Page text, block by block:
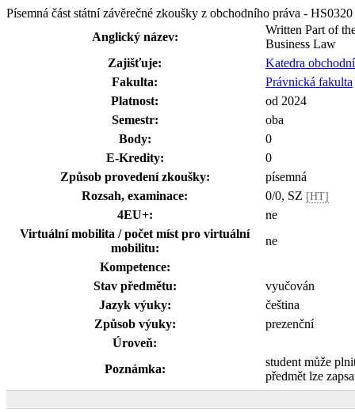
Písemná část státní závěrečné zkoušky z obchodního práva - HS0320
Anglický název:
Written Part of
Business Law
Zajišťuje:
Katedra
Fakulta:
Právnická fakulta
Platnost:
od 2024
Semestr:
oba
Body:
0
E-Kredity:
0
Způsob provedení zkoušky:
písemná
Rozsah, examinace:
0/0, SZ [HT]
4EU+:
ne
Virtuální mobilita / počet míst pro virtuální
mobilitu:
ne
Kompetence:
Stav předmětu:
vyučován
Jazyk výuky:
čeština
Způsob výuky:
prezenční
Úroveň:
Poznámka:
student může
předmět lze